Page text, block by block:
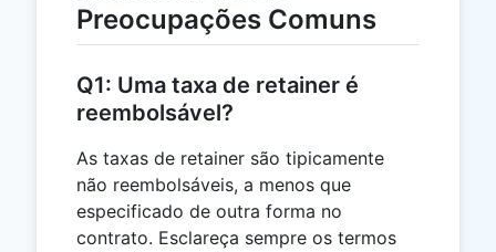
Preocupações Comuns
Q1: Uma taxa de retainer é
reembolsável?
As taxas de retainer são tipicamente
não reembolsáveis, a menos que
especificado de outra forma no
contrato. Esclareça sempre os termos